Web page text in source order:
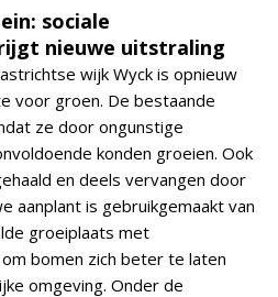
sociale
nieuwe uitstraling
wijk Wyck is opnieuw
voor groen. De bestaande
ze door ongunstige
konden groeien. Ook
en deels vervangen door
aanplant is gebruikgemaakt van
groeiplaats met
bomen zich beter te laten
omgeving. Onder de